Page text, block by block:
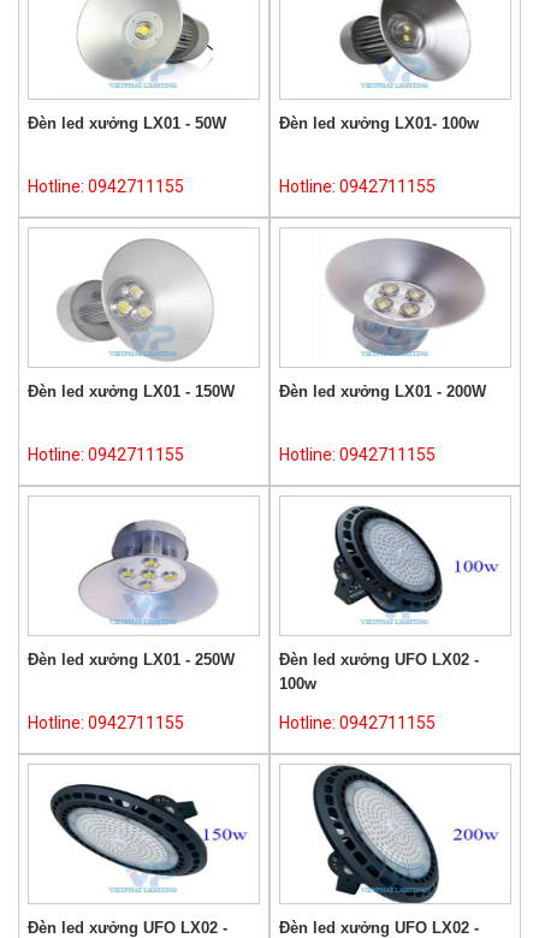
Đèn led xưởng LX01 - 50W
Hotline: 0942711155
Đèn led xưởng LX01- 100w
Hotline: 0942711155
Đèn led xưởng LX01 - 150W
Hotline: 0942711155
Đèn led xưởng LX01 - 200W
Hotline: 0942711155
Đèn led xưởng LX01 - 250W
Hotline: 0942711155
Đèn led xưởng UFO LX02 -
100w
Hotline: 0942711155
Đèn led xưởng UFO LX02 -
Đèn led xưởng UFO LX02 -